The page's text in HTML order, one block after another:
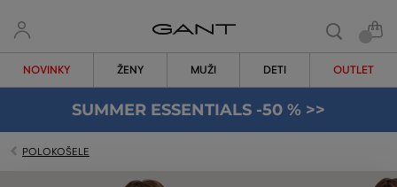
NOVINKY ŽENY MUŽI DETI OUTLET
SUMMER ESSENTIALS -50 % >>
POLOKOŠELE